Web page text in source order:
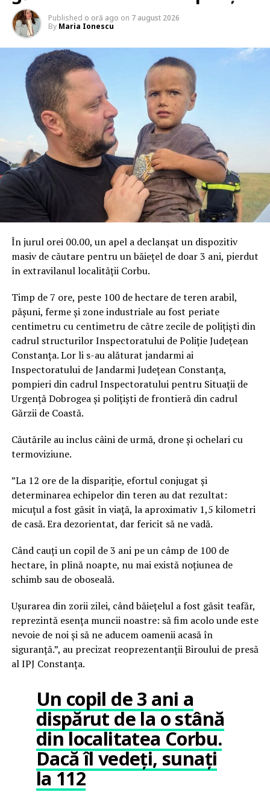
Published o oră ago on 7 august 2026
By Maria Ionescu
În jurul orei 00.00, un apel a declanșat un dispozitiv
masiv de căutare pentru un băiețel de doar 3 ani, pierdut
în extravilanul localității Corbu.
Timp de 7 ore, peste 100 de hectare de teren arabil,
pășuni, ferme și zone industriale au fost periate
centimetru cu centimetru de către zecile de polițiști din
cadrul structurilor Inspectoratului de Poliție Județean
Constanța. Lor li s-au alăturat jandarmi ai
Inspectoratului de Jandarmi Județean Constanța,
pompieri din cadrul Inspectoratului pentru Situații de
Urgență Dobrogea și polițiști de frontieră din cadrul
Gărzii de Coastă.
Căutările au inclus câini de urmă, drone și ochelari cu
termoviziune.
”La 12 ore de la dispariție, efortul conjugat și
determinarea echipelor din teren au dat rezultat:
micuțul a fost găsit în viață, la aproximativ 1,5 kilometri
de casă. Era dezorientat, dar fericit să ne vadă.
Când cauți un copil de 3 ani pe un câmp de 100 de
hectare, în plină noapte, nu mai există noțiunea de
schimb sau de oboseală.
Ușurarea din zorii zilei, când băiețelul a fost găsit teafăr,
reprezintă esența muncii noastre: să fim acolo unde este
nevoie de noi și să ne aducem oamenii acasă în
siguranță.”, au precizat reoprezentanții Biroului de presă
al IPJ Constanța.
Un copil de 3 ani a
dispărut de la o stână
din localitatea Corbu.
Dacă îl vedeți, sunați
la 112